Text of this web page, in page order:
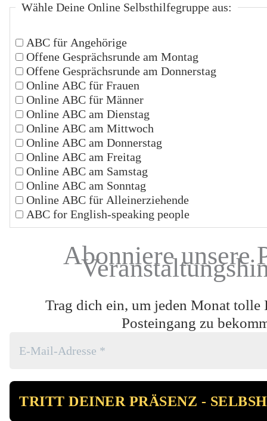
Wähle Deine Online Selbsthilfegruppe aus:
ABC für Angehörige
Offene Gesprächsrunde am Montag
Offene Gesprächsrunde am Donnerstag
Online ABC für Frauen
Online ABC für Männer
Online ABC am Dienstag
Online ABC am Mittwoch
Online ABC am Donnerstag
Online ABC am Freitag
Online ABC am Samstag
Online ABC am Sonntag
Online ABC für Alleinerziehende
ABC for English-speaking people
Abonniere unsere
Trag dich ein, um jeden Monat tolle
Posteingang zu